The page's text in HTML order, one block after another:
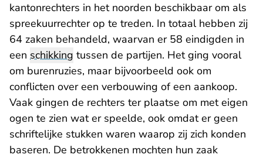
kantonrechters in het noorden beschikbaar om als
spreekuurrechter op te treden. In totaal hebben zij
64 zaken behandeld, waarvan er 58 eindigden in
een schikking tussen de partijen. Het ging vooral
om burenruzies, maar bijvoorbeeld ook om
conflicten over een verbouwing of een aankoop.
Vaak gingen de rechters ter plaatse om met eigen
ogen te zien wat er speelde, ook omdat er geen
schriftelijke stukken waren waarop zij zich konden
baseren. De betrokkenen mochten hun zaak